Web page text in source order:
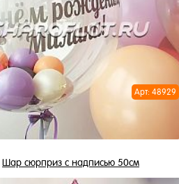
в 1 клик
Арт: 48929
Шар сюрприз с надписью 50см